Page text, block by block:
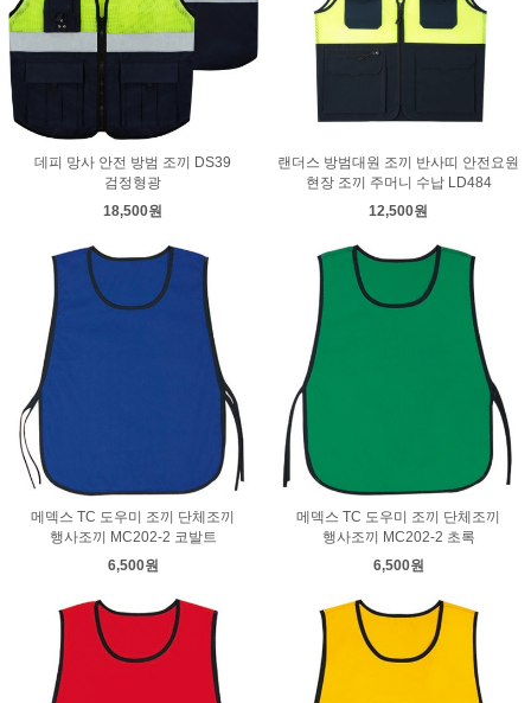
데피 망사 안전 방범 조끼 DS39
검정형광
18,500원
랜더스 방범대원 조끼 반사띠 안전요원
현장 조끼 주머니 수납 LD484
12,500원
메덱스 TC 도우미 조끼 단체조끼
행사조끼 MC202-2 코발트
6,500원
메덱스 TC 도우미 조끼 단체조끼
행사조끼 MC202-2 초록
6,500원